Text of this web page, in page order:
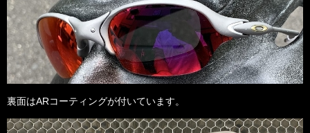
裏面はARコーティングが付いています。